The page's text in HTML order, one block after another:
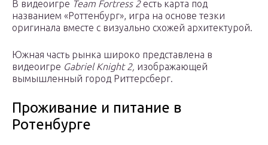
В видеоигре Team Fortress 2есть карта под
названием «Роттенбург», игра на основе тезки
оригинала вместе с визуально схожей архитектурой.
Южная часть рынка широко представлена ​​в
видеоигре Gabriel Knight 2, изображающей
вымышленный город Риттерсберг.
Проживание и питание в
Ротенбурге